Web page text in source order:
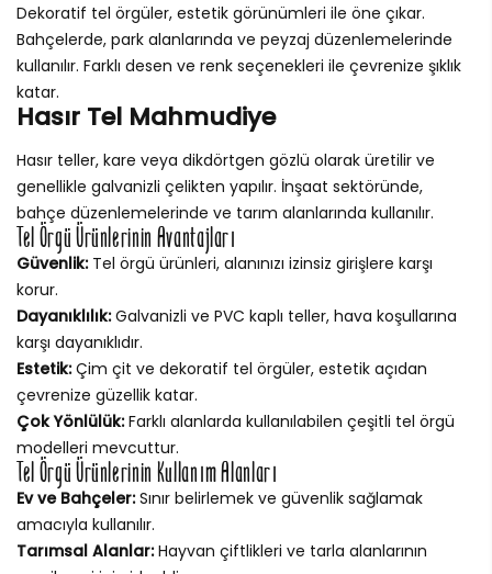
Dekoratif tel örgüler, estetik görünümleri ile öne çıkar.
Bahçelerde, park alanlarında ve peyzaj düzenlemelerinde
kullanılır. Farklı desen ve renk seçenekleri ile çevrenize şıklık
katar.
Hasır Tel Mahmudiye
Hasır teller, kare veya dikdörtgen gözlü olarak üretilir ve
genellikle galvanizli çelikten yapılır. İnşaat sektöründe,
bahçe düzenlemelerinde ve tarım alanlarında kullanılır.
Tel Örgü Ürünlerinin Avantajları
Güvenlik:Tel örgü ürünleri, alanınızı izinsiz girişlere karşı
korur.
Dayanıklılık:Galvanizli ve PVC kaplı teller, hava koşullarına
karşı dayanıklıdır.
Estetik:Çim çit ve dekoratif tel örgüler, estetik açıdan
çevrenize güzellik katar.
Çok Yönlülük:Farklı alanlarda kullanılabilen çeşitli tel örgü
modelleri mevcuttur.
Tel Örgü Ürünlerinin Kullanım Alanları
Ev ve Bahçeler:Sınır belirlemek ve güvenlik sağlamak
amacıyla kullanılır.
Tarımsal Alanlar:Hayvan çiftlikleri ve tarla alanlarının